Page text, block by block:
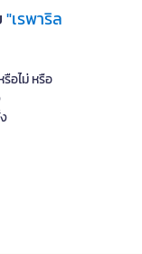
"เรพาริล
อไม่ หรือ